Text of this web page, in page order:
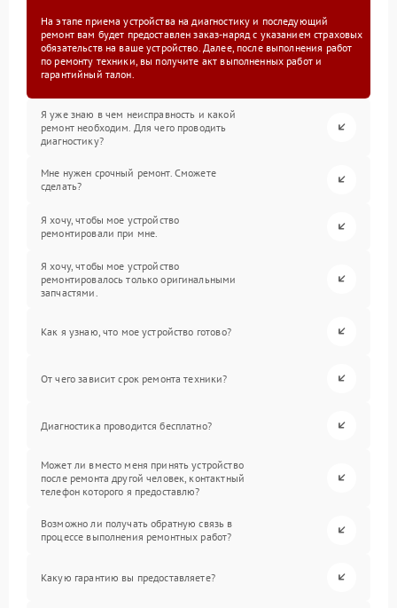
На этапе приема устройства на диагностику и последующий
ремонт вам будет предоставлен заказ-наряд с указанием страховых
обязательств на ваше устройство. Далее, после выполнения работ
по ремонту техники, вы получите акт выполненных работ и
гарантийный талон.
Я уже знаю в чем неисправность и какой
ремонт необходим. Для чего проводить
диагностику?
Мне нужен срочный ремонт. Сможете
сделать?
Я хочу, чтобы мое устройство
ремонтировали при мне.
Я хочу, чтобы мое устройство
ремонтировалось только оригинальными
запчастями.
Как я узнаю, что мое устройство готово?
От чего зависит срок ремонта техники?
Диагностика проводится бесплатно?
Может ли вместо меня принять устройство
после ремонта другой человек, контактный
телефон которого я предоставлю?
Возможно ли получать обратную связь в
процессе выполнения ремонтных работ?
Какую гарантию вы предоставляете?